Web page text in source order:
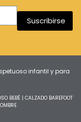
Suscribirse
infantil y para
BEBÉ | CALZADO BAREFOOT